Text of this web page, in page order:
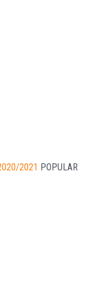
2021 POPULAR